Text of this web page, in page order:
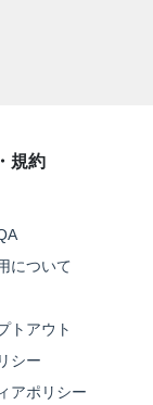
規約
について
トアウト
シー
アポリシー